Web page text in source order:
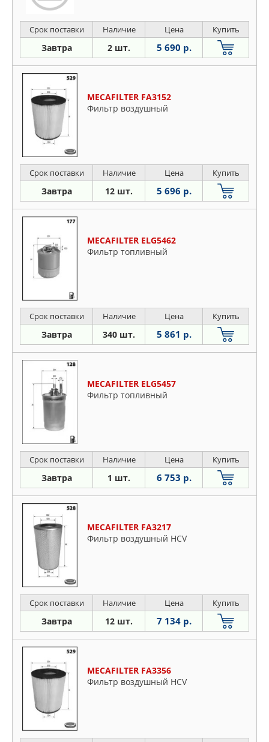
Срок поставки Наличие Цена Купить
Завтра 2 шт. 5 690 р.
MECAFILTER FA3152
Фильтр воздушный
Срок поставки Наличие Цена Купить
Завтра 12 шт. 5 696 р.
MECAFILTER ELG5462
Фильтр топливный
Срок поставки Наличие Цена Купить
Завтра 340 шт. 5 861 р.
MECAFILTER ELG5457
Фильтр топливный
Срок поставки Наличие Цена Купить
Завтра 1 шт. 6 753 р.
MECAFILTER FA3217
Фильтр воздушный HCV
Срок поставки Наличие Цена Купить
Завтра 12 шт. 7 134 р.
MECAFILTER FA3356
Фильтр воздушный HCV